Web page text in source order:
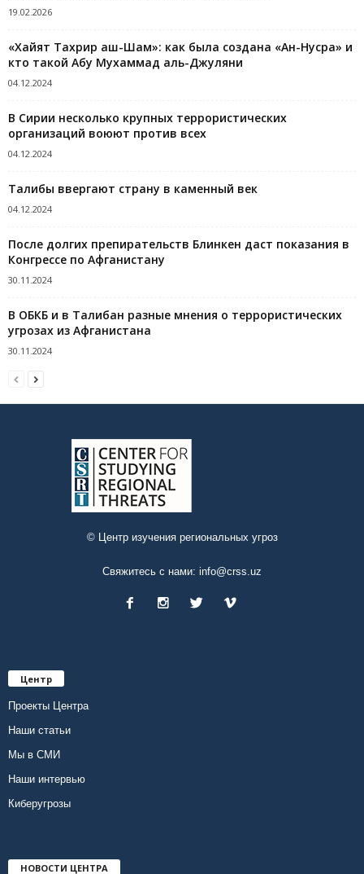
19.02.2026
«Хайят Тахрир аш-Шам»: как была создана «Ан-Нусра» и
кто такой Абу Мухаммад аль-Джуляни
04.12.2024
В Сирии несколько крупных террористических
организаций воюют против всех
04.12.2024
Талибы ввергают страну в каменный век
04.12.2024
После долгих препирательств Блинкен даст показания в
Конгрессе по Афганистану
30.11.2024
В ОБКБ и в Талибан разные мнения о террористических
угрозах из Афганистана
30.11.2024
© Центр изучения региональных угроз
Свяжитесь с нами: info@crss.uz
Центр
Проекты Центра
Наши статьи
Мы в СМИ
Наши интервью
Киберугрозы
НОВОСТИ ЦЕНТРА